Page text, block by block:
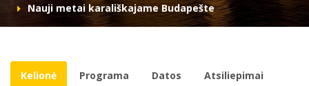
Nauji metai karališkajame Budapešte
Kelionė Programa Datos Atsiliepimai